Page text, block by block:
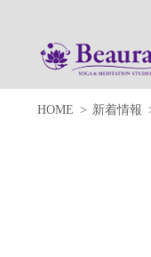
HOME 新着情報